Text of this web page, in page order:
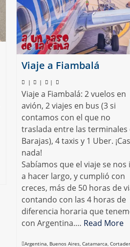
Viaje a Fiambalá
| | |
Viaje a Fiambalá: 2 vuelos en
avión, 2 viajes en bus (3 si
contamos con el que no
traslada entre las terminales
Barajas), 4 taxis y 1 Uber.
nada!
Sabíamos que el viaje se nos
a hacer largo, y cumplió con
creces, más de 50 horas de
contando con las 4 horas de
diferencia horaria que
con Argentina.… Read More
Argentina, Buenos Aires, Catamarca,